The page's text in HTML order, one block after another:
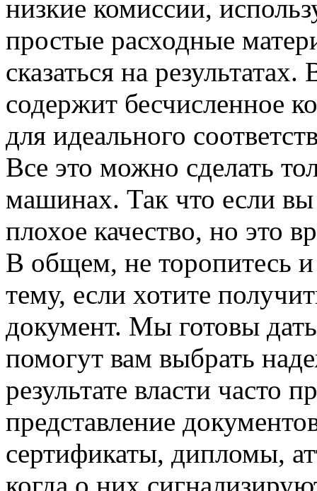
низкие комиссии,
простые расходные
сказаться на
содержит бесчисленное
для идеального
Все это можно сделать
машинах. Так что если
плохое качество, но это
В общем, не торопитесь
тему, если хотите
документ. Мы готовы
помогут вам выбрать
результате власти часто
представление
сертификаты, дипломы,
когда о них